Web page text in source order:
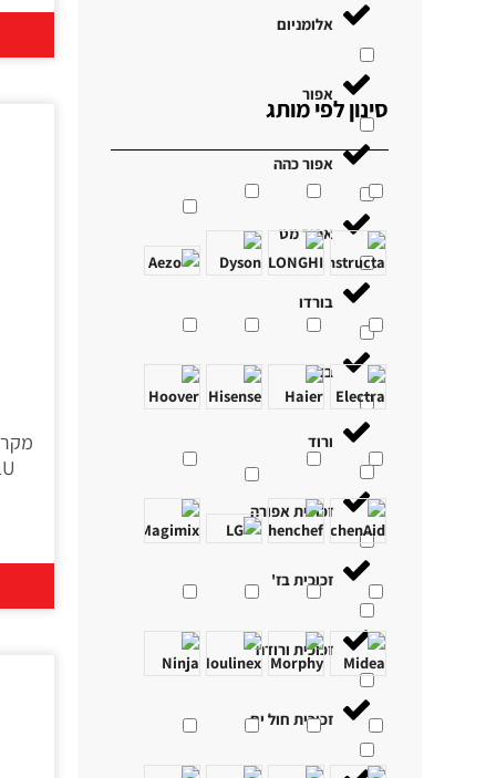
אלומניום
אפור
אפור כהה
אפור מט
בורדו
בז׳
ורוד
זכוכית אפורה
זכוכית בז'
זכוכית ורודה
זכוכית חול ים
סינון לפי מותג